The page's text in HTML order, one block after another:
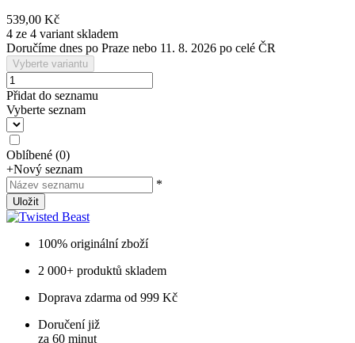
539,00 Kč
4 ze 4 variant skladem
Doručíme dnes po Praze nebo 11. 8. 2026 po celé ČR
Vyberte variantu
Přidat do seznamu
Vyberte seznam
Oblíbené (0)
+Nový seznam
*
Uložit
100% originální zboží
2 000+ produktů skladem
Doprava zdarma od 999 Kč
Doručení již
za 60 minut